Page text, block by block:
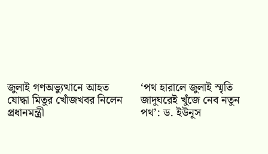
জুলাই গণঅভ্যুত্থানে আহত
যোদ্ধা মিতুর খোঁজখবর নিলেন
প্রধানমন্ত্রী
‘পথ হারালে জুলাই স্মৃতি
জাদুঘরেই খুঁজে নেব নতুন
পথ’: ড. ইউনূস